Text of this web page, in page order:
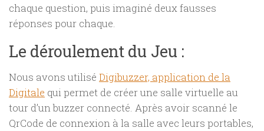
chaque question, puis imaginé deux fausses
réponses pour chaque.
Le déroulement du Jeu :
Nous avons utilisé Digibuzzer, application de la
Digitale qui permet de créer une salle virtuelle au
tour d’un buzzer connecté. Après avoir scanné le
QrCode de connexion à la salle avec leurs portables,